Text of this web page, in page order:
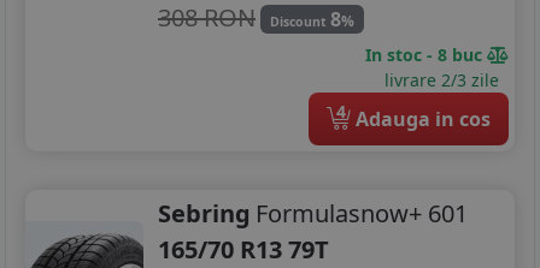
185/75R16
308 RON Discount 8%
In stoc - 8 buc
livrare 2/3 zile
4 Adauga in cos
Sebring Formulasnow+ 601
165/70 R13 79T